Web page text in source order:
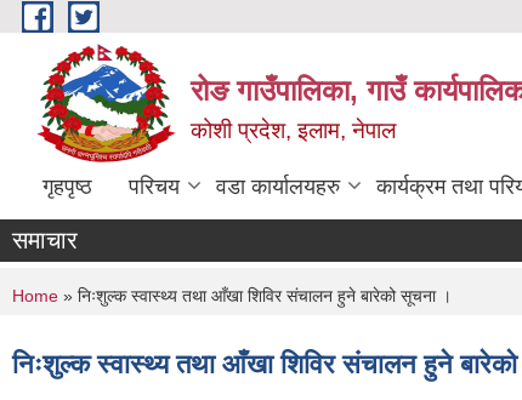
Skip to main content
रोङ गाउँपालिका, गाउँ
कोशी प्रदेश, इलाम, नेपाल
गृहपृष्ठ परिचय वडा कार्यालयहरु कार्यक्रम तथा
समाचार
You are here
Home » निःशुल्क स्वास्थ्य तथा आँखा शिविर संचालन हुने बारेको सूचना ।
निःशुल्क स्वास्थ्य तथा आँखा शिविर संचालन हुने